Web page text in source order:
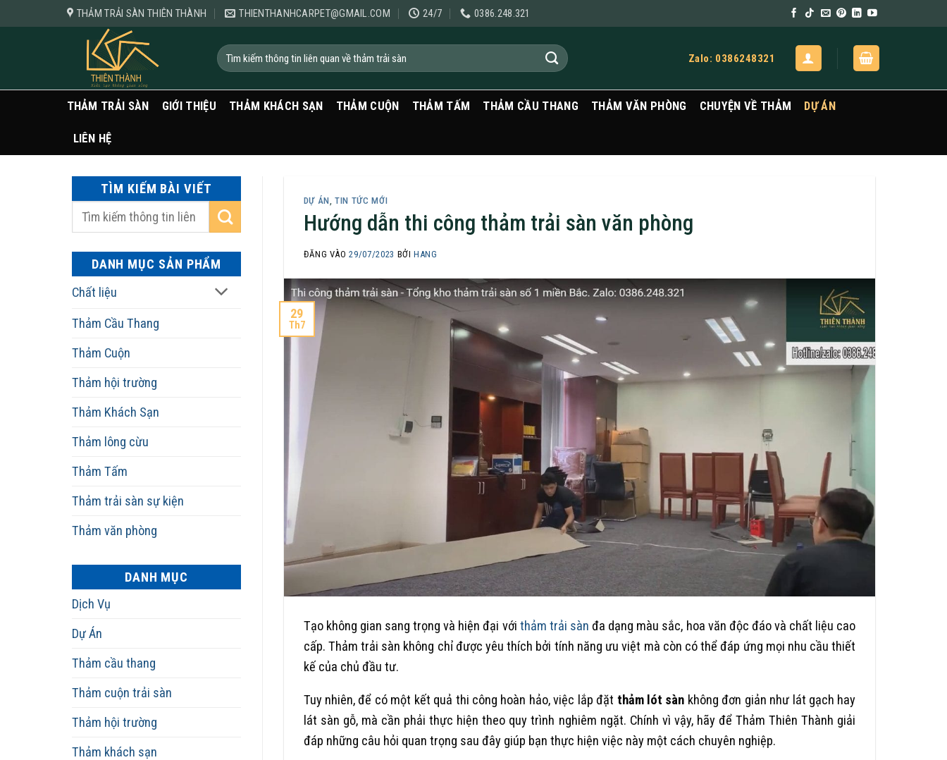
qua
THẢM TRẢI SÀN THIÊN THÀNH THIENTHANHCARPET@GMAIL.COM 24/7 0386.248.321
Tìm
kiếm:
Zalo: 0386248321
THẢM TRẢI SÀN GIỚI THIỆU THẢM KHÁCH SẠN THẢM CUỘN THẢM TẤM THẢM CẦU THANG THẢM VĂN PHÒNG CHUYỆN VỀ THẢM DỰ ÁN
LIÊN HỆ
TÌM KIẾM BÀI VIẾT
DANH MỤC SẢN PHẨM
Chất liệu
Thảm Cầu Thang
Thảm Cuộn
Thảm hội trường
Thảm Khách Sạn
Thảm lông cừu
Thảm Tấm
Thảm trải sàn sự kiện
Thảm văn phòng
DANH MỤC
Dịch Vụ
Dự Án
Thảm cầu thang
Thảm cuộn trải sàn
Thảm hội trường
Thảm khách sạn
DỰ ÁN ,TIN TỨC MỚI
Hướng dẫn thi công thảm trải sàn văn phòng
ĐĂNG VÀO29/07/2023 BỞIHANG
29
Th7
Tạo không gian sang trọng và hiện đại với thảm trải sàn đa dạng màu sắc, hoa văn độc đáo và chất liệu cao
cấp. Thảm trải sàn không chỉ được yêu thích bởi tính năng ưu việt mà còn có thể đáp ứng mọi nhu cầu thiết
kế của chủ đầu tư.
Tuy nhiên, để có một kết quả thi công hoàn hảo, việc lắp đặt thảm lót sàn không đơn giản như lát gạch hay
lát sàn gỗ, mà cần phải thực hiện theo quy trình nghiêm ngặt. Chính vì vậy, hãy để Thảm Thiên Thành giải
đáp những câu hỏi quan trọng sau đây giúp bạn thực hiện việc này một cách chuyên nghiệp.